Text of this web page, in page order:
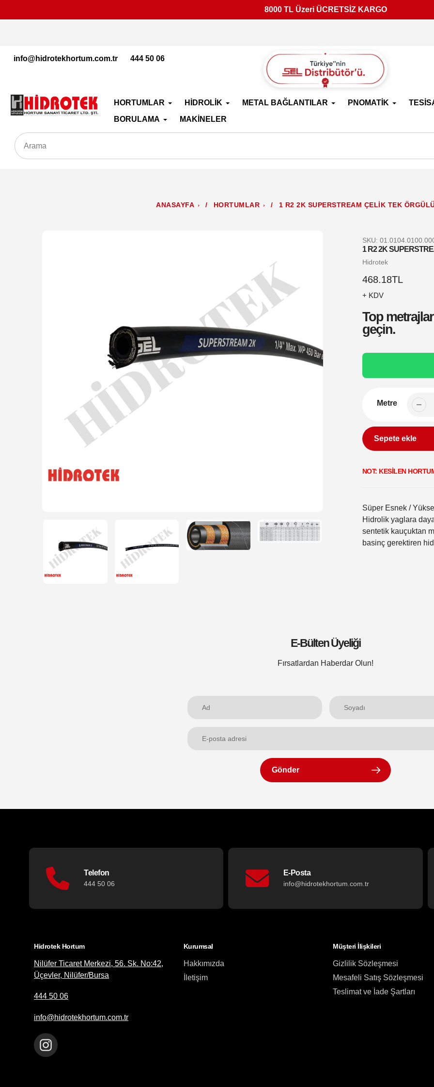
8000 TL Üzeri ÜCRETSİZ KARGO
info@hidrotekhortum.com.tr 444 50 06
HORTUMLAR HİDROLİK METAL BAĞLANTILAR PNOMATİK
BORULAMA
MAKİNELER
ANASAYFA / HORTUMLAR / 1 R2 2K SUPERSTREAM ÇELİK TEK
SKU:
1 R2 2K
Satıcı
Hidrotek
Normal
fiyat
468.18TL
+ KDV
Top
geçin.
Metre
Sepete ekle
ürün
NOT: KESİLEN
Süper Esnek /
Hidrolik yaglara
sentetik kauçuktan
basinç gerektiren
E-Bülten Üyeliği
Fırsatlardan Haberdar Olun!
Gönder
Telefon
444 50 06
E-Posta
info@hidrotekhortum.com.tr
Hidrotek Hortum
Nilüfer Ticaret Merkezi, 56. Sk. No:42,
Üçevler, Nilüfer/Bursa
444 50 06
info@hidrotekhortum.com.tr
Instagram
Kurumsal
Hakkımızda
İletişim
Müşteri İlişkileri
Gizlilik Sözleşmesi
Mesafeli Satış Sözleşmesi
Teslimat ve İade Şartları